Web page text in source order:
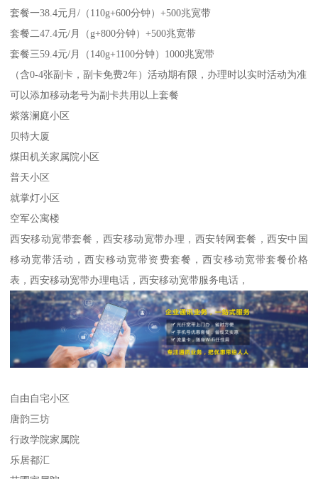
套餐一38.4元月/（110g+600分钟）+500兆宽带
套餐二47.4元/月（g+800分钟）+500兆宽带
套餐三59.4元/月（140g+1100分钟）1000兆宽带
（含0-4张副卡，副卡免费2年）活动期有限，办理时以实时活动为准
可以添加移动老号为副卡共用以上套餐
紫落澜庭小区
贝特大厦
煤田机关家属院小区
普天小区
就掌灯小区
空军公寓楼
西安移动宽带套餐，西安移动宽带办理，西安转网套餐，西安中国
移动宽带活动，西安移动宽带资费套餐，西安移动宽带套餐价格
表，西安移动宽带办理电话，西安移动宽带服务电话，
自由自宅小区
唐韵三坊
行政学院家属院
乐居都汇